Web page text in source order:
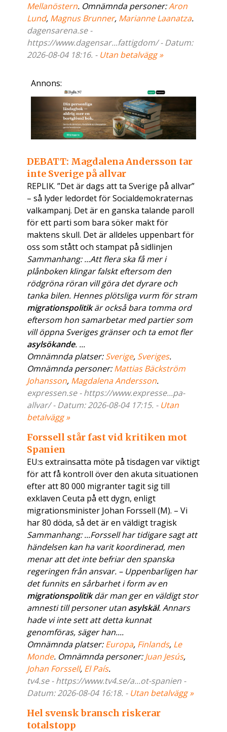
Mellanöstern. Omnämnda personer:Aron
Lund, Magnus Brunner, Marianne Laanatza.
dagensarena.se -
https://www.dagensar...fattigdom/ - Datum:
2026-08-04 18:16. - Utan betalvägg »
Annons:
DEBATT: Magdalena Andersson tar
inte Sverige på allvar
REPLIK. ”Det är dags att ta Sverige på allvar”
– så lyder ledordet för Socialdemokraternas
valkampanj. Det är en ganska talande paroll
för ett parti som bara söker makt för
maktens skull. Det är alldeles uppenbart för
oss som stått och stampat på sidlinjen
Sammanhang: ...Att flera ska få mer i
plånboken klingar falskt eftersom den
rödgröna röran vill göra det dyrare och
tanka bilen. Hennes plötsliga vurm för stram
migrationspolitikär också bara tomma ord
eftersom hon samarbetar med partier som
vill öppna Sveriges gränser och ta emot fler
asylsökande. ...
Omnämnda platser:Sverige, Sveriges.
Omnämnda personer:Mattias Bäckström
Johansson, Magdalena Andersson.
expressen.se - https://www.expresse...pa-
allvar/ - Datum: 2026-08-04 17:15. - Utan
betalvägg »
Forssell står fast vid kritiken mot
Spanien
EU:s extrainsatta möte på tisdagen var viktigt
för att få kontroll över den akuta situationen
efter att 80 000 migranter tagit sig till
exklaven Ceuta på ett dygn, enligt
migrationsminister Johan Forssell (M). – Vi
har 80 döda, så det är en väldigt tragisk
Sammanhang: ...Forssell har tidigare sagt att
händelsen kan ha varit koordinerad, men
menar att det inte befriar den spanska
regeringen från ansvar. – Uppenbarligen har
det funnits en sårbarhet i form av en
migrationspolitikdär man ger en väldigt stor
amnesti till personer utan asylskäl. Annars
hade vi inte sett att detta kunnat
genomföras, säger han....
Omnämnda platser:Europa, Finlands, Le
Monde. Omnämnda personer:Juan Jesús,
Johan Forssell, El País.
tv4.se - https://www.tv4.se/a...ot-spanien -
Datum: 2026-08-04 16:18. - Utan betalvägg »
Hel svensk bransch riskerar
totalstopp